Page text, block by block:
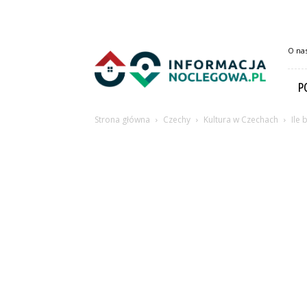
O
Strona główna Czechy Kultura w Czechach Ile